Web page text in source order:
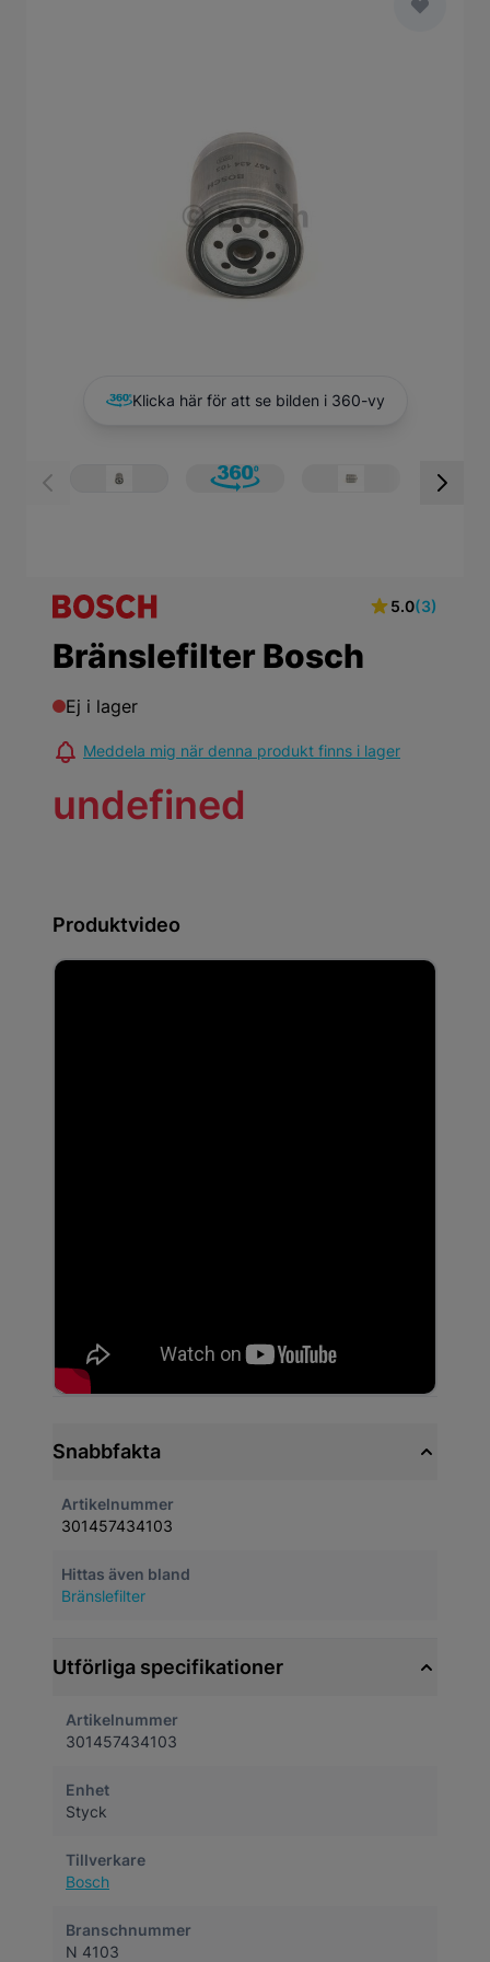
Klicka här för att se bilden i 360-vy
View larger image
View larger image
View larger
5.0(3)
Bränslefilter Bosch
Ej i lager
Meddela mig när denna produkt finns i lager
undefined
Produktvideo
Snabbfakta
Artikelnummer
301457434103
Hittas även bland
Bränslefilter
Utförliga specifikationer
Artikelnummer
301457434103
Enhet
Styck
Tillverkare
Bosch
Branschnummer
N 4103